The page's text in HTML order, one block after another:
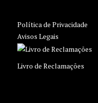
Política de Privacidade
Avisos Legais
Livro de Reclamações